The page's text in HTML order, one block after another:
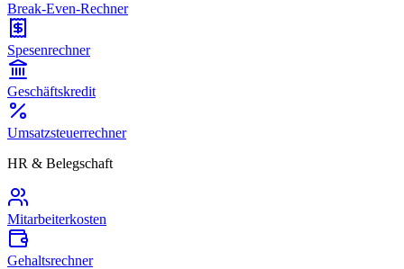
Break-Even-Rechner
Spesenrechner
Geschäftskredit
Umsatzsteuerrechner
HR & Belegschaft
Mitarbeiterkosten
Gehaltsrechner